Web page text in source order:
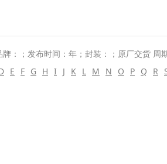
牌：；发布时间：年；封装：；原厂交货 周
E F G H I J K L M N O P Q R